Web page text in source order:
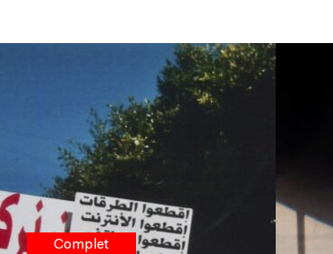
Complet